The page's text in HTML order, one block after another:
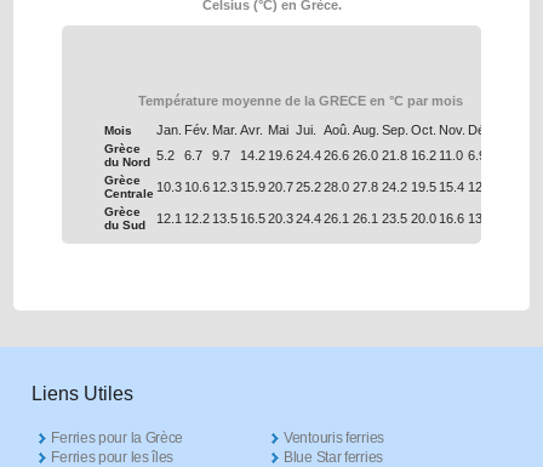
Celsius (°C) en Grèce.
Température moyenne de la GRECE en °C par mois
Mois Jan. Fév. Mar. Avr. Mai Jui. Aoû. Aug. Sep. Oct. Nov. Déc.
Grèce
du Nord 5.2 6.7 9.7 14.2 19.624.426.6 26.0 21.8 16.2 11.0 6.9
Grèce
Centrale 10.3 10.6 12.3 15.920.725.228.0 27.8 24.2 19.5 15.4 12.0
Grèce
du Sud
12.1 12.2 13.5 16.520.324.426.1 26.1 23.5 20.0 16.6 13.7
Liens Utiles
Ferries pour la Grèce
Ferries pour les îles
Ventouris ferries
Blue Star ferries